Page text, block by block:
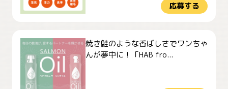
応募する
焼き鮭のような香ばしさでワンちゃ
んが夢中に！「HAB fro...